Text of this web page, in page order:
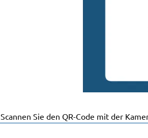
Scannen Sie den QR-Code mit der